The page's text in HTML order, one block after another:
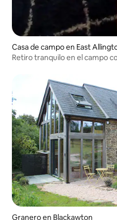
Casa de campo en East
Retiro tranquilo en el campo
Granero en Blackawton